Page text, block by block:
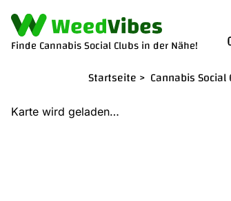
Finde Cannabis Social Clubs in der Nähe!
Startseite > Cannabis
Karte wird geladen…